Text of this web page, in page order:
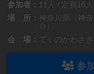
参加者： 11人 / 定員16
場 所： 神奈川県（神
０）
会 場： てくのかわさ
参